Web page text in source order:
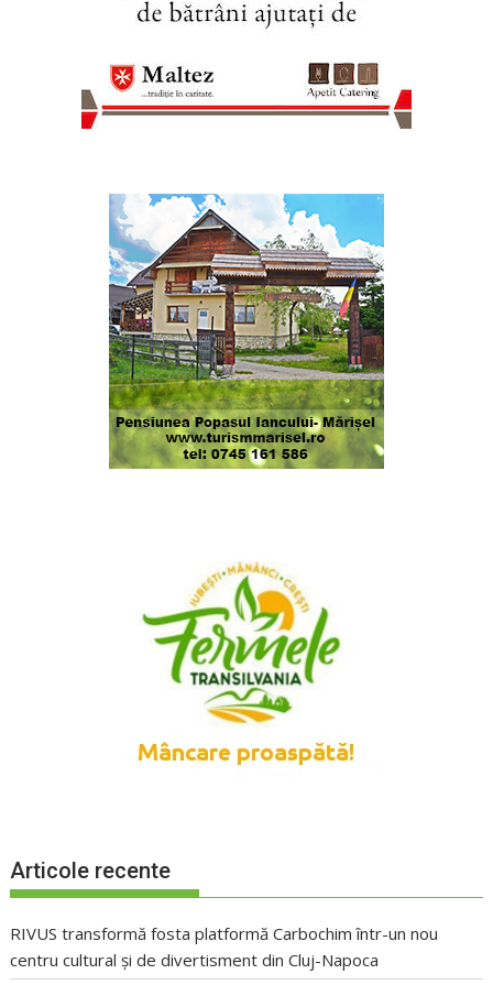
Articole recente
RIVUS transformă fosta platformă Carbochim într-un nou
centru cultural și de divertisment din Cluj-Napoca